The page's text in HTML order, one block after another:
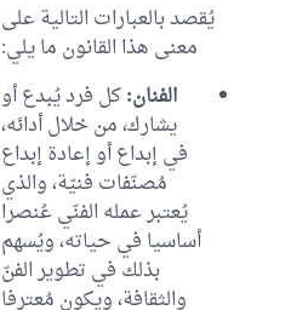
يُقصد بالعبارات التالية على
معنى هذا القانون ما يلي:
الفنان:كل فرد يُبدع أو
يشارك، من خلال أدائه،
في إبداع أو إعادة إبداع
مُصنّفات فنيّة، والذي
يُعتبر عمله الفنّي عُنصرا
أساسيا في حياته، ويُسهم
بذلك في تطوير الفنّ
والثقافة، ويكون مُعترفا